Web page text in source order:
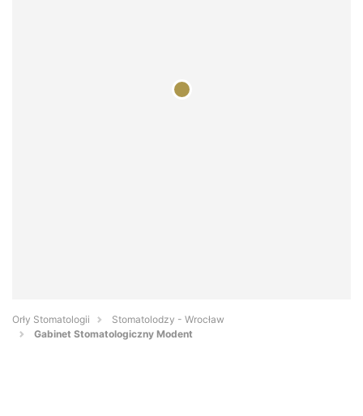
Orły Stomatologii
Stomatolodzy - Wrocław
Gabinet Stomatologiczny Modent